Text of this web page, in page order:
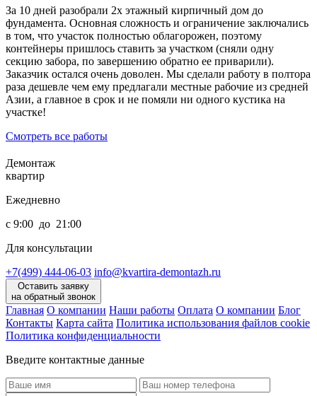
За 10 дней разобрали 2х этажный кирпичный дом до
фундамента. Основная сложность и ограничение заключались
в том, что участок полностью облагорожен, поэтому
контейнеры пришлось ставить за участком (сняли одну
секцию забора, по завершению обратно ее приварили).
Заказчик остался очень доволен. Мы сделали работу в полтора
раза дешевле чем ему предлагали местные рабочие из средней
Азии, а главное в срок и не помяли ни одного кустика на
участке!
Смотреть все работы
Демонтаж
квартир
Ежедневно
с 9:00 до 21:00
Для консультации
+7(499) 444-06-03 info@kvartira-demontazh.ru
Оставить заявку
на обратный звонок
Главная О компании Наши работы Оплата О компании Блог
Контакты Карта сайта Политика использования файлов cookie
Политика конфиденциальности
Введите контактные данные